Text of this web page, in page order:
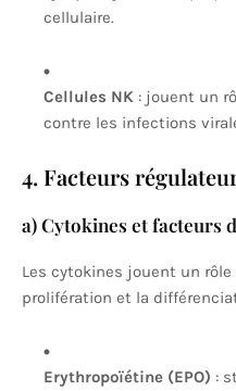
cellulaire.
Cellules NK : jouent un
contre les infections
4. Facteurs
a) Cytokines et facteurs
Les cytokines jouent un
prolifération et la
Erythropoïétine (EPO) :